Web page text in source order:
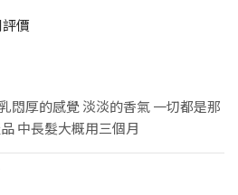
價
悶厚的感覺 淡淡的香氣 一切都是那
中長髮大概用三個月